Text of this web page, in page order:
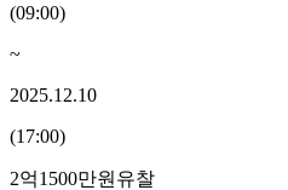
(09:00)
~
2025.12.10
(17:00)
2억1500만원 유찰